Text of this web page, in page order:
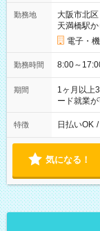
勤務地
大阪市北区
天満橋駅
電子・
勤務時間
期間
1ヶ月以上
ード就業
特徴 日払いOK /
気になる！